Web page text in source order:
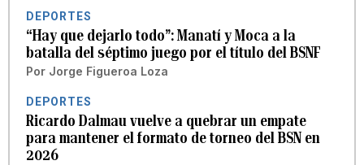
DEPORTES
“Hay que dejarlo todo”: Manatí y Moca a la
batalla del séptimo juego por el título del BSNF
Por Jorge Figueroa Loza
DEPORTES
Ricardo Dalmau vuelve a quebrar un empate
para mantener el formato de torneo del BSN en
2026